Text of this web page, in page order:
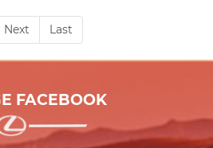
Next Last
FACEBOOK